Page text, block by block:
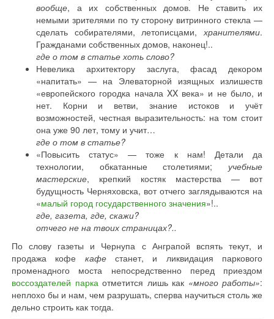
вообще, а их собственных домов. Не ставить их
немыми зрителями по ту сторону витринного стекла —
сделать собирателями, летописцами,хранителями.
Гражданами собственных домов, наконец!..
где о том в статье хоть слово?
Невелика архитектору заслуга, фасад декором
«напитать» — на Элеваторной изящных излишеств
«европейского городка начала XX века» и не было, и
нет. Корни и ветви, знание истоков и учёт
возможностей, честная выразительность: на том стоит
она уже 90 лет, тому и учит…
где о том в статье?
«Повысить статус» — тоже к нам! Детали да
технологии, обкатанные столетиями; учебные
мастерские, крепкий костяк мастерства — вот
будущность Черняховска, вот отчего заглядываются на
«малый город государственного значения»!..
где, газета, где, скажи?
отчего не на твоих страницах?..
По слову газеты и Чернупа с Анграпой вспять текут, и
продажа кофе кафестанет, и ликвидация паркового
променадного моста непосредственно перед приездом
воссоздателей паркаотметится лишь как «много работы»:
неплохо бы и нам, чем разрушать, сперва научиться столь же
дельно строить как тогда.